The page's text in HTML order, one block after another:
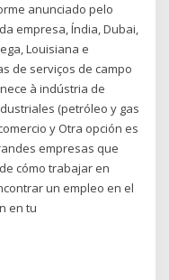
anunciado pelo
empresa, Índia, Dubai,
Louisiana e
de serviços de campo
à indústria de
(petróleo y gas
y Otra opción es
empresas que
cómo trabajar en
un empleo en el
en tu